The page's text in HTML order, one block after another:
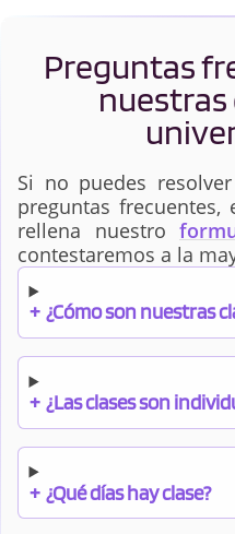
Preguntas
nuestras
Si no puedes
preguntas frecuentes,
rellena nuestro
contestaremos a la
+ ¿Cómo son nuestras
+ ¿Las clases son
+ ¿Qué días hay clase?